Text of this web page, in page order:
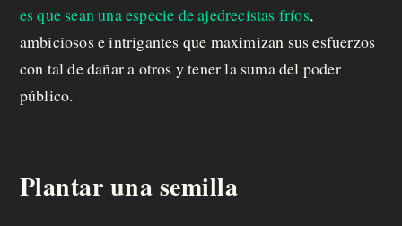
es que sean una especie de ajedrecistas fríos,
ambiciosos e intrigantes que maximizan sus esfuerzos
con tal de dañar a otros y tener la suma del poder
público.
Plantar una semilla